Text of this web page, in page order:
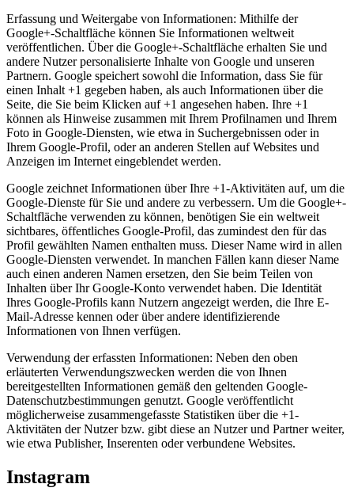
Erfassung und Weitergabe von Informationen: Mithilfe der
Google+-Schaltfläche können Sie Informationen weltweit
veröffentlichen. Über die Google+-Schaltfläche erhalten Sie und
andere Nutzer personalisierte Inhalte von Google und unseren
Partnern. Google speichert sowohl die Information, dass Sie für
einen Inhalt +1 gegeben haben, als auch Informationen über die
Seite, die Sie beim Klicken auf +1 angesehen haben. Ihre +1
können als Hinweise zusammen mit Ihrem Profilnamen und Ihrem
Foto in Google-Diensten, wie etwa in Suchergebnissen oder in
Ihrem Google-Profil, oder an anderen Stellen auf Websites und
Anzeigen im Internet eingeblendet werden.
Google zeichnet Informationen über Ihre +1-Aktivitäten auf, um die
Google-Dienste für Sie und andere zu verbessern. Um die Google+-
Schaltfläche verwenden zu können, benötigen Sie ein weltweit
sichtbares, öffentliches Google-Profil, das zumindest den für das
Profil gewählten Namen enthalten muss. Dieser Name wird in allen
Google-Diensten verwendet. In manchen Fällen kann dieser Name
auch einen anderen Namen ersetzen, den Sie beim Teilen von
Inhalten über Ihr Google-Konto verwendet haben. Die Identität
Ihres Google-Profils kann Nutzern angezeigt werden, die Ihre E-
Mail-Adresse kennen oder über andere identifizierende
Informationen von Ihnen verfügen.
Verwendung der erfassten Informationen: Neben den oben
erläuterten Verwendungszwecken werden die von Ihnen
bereitgestellten Informationen gemäß den geltenden Google-
Datenschutzbestimmungen genutzt. Google veröffentlicht
möglicherweise zusammengefasste Statistiken über die +1-
Aktivitäten der Nutzer bzw. gibt diese an Nutzer und Partner weiter,
wie etwa Publisher, Inserenten oder verbundene Websites.
Instagram